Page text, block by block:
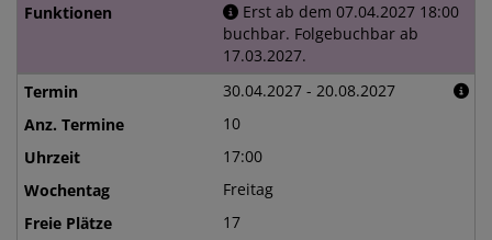
Erst ab dem 07.04.2027 18:00
buchbar. Folgebuchbar ab
17.03.2027.
30.04.2027 - 20.08.2027
10
17:00
Freitag
17